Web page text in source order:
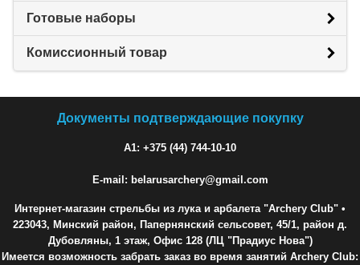
Готовые наборы
Комиссионный товар
Документы подтверждающие покупку
A1: +375 (44) 744-10-10
E-mail: belarusarchery@gmail.com
Интернет-магазин стрельбы из лука и арбалета "Archery Club" •
223043, Минский район, Папернянский сельсовет, 45/1, район д.
Дубовляны, 1 этаж, Офис 128 (ЛЦ "Прадиус Нова")
Имеется возможность забрать заказ во время занятий Archery Club: